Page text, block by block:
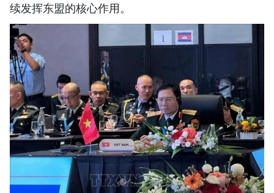
续发挥东盟的核心作用。